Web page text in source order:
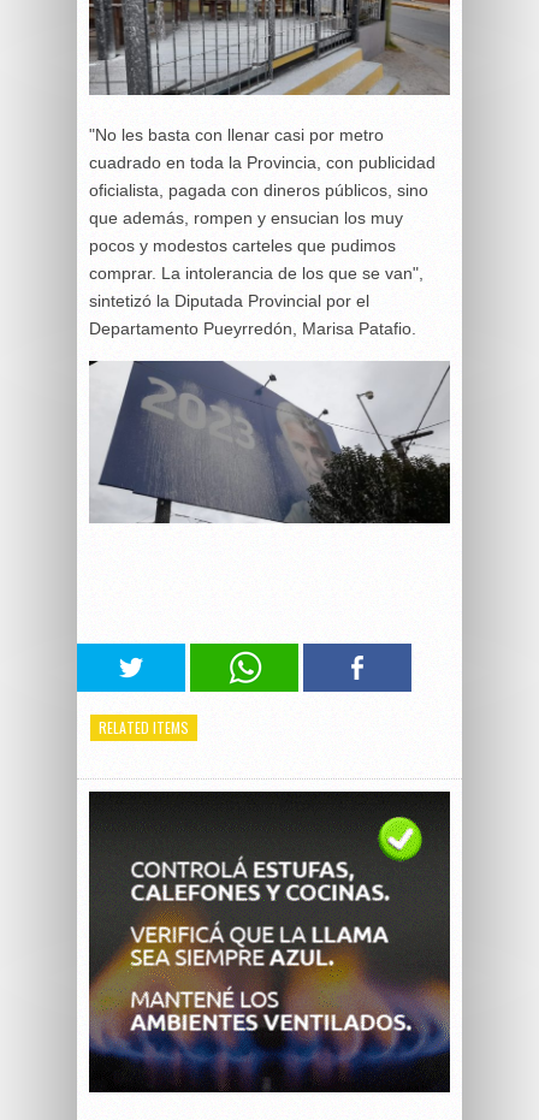
"No les basta con llenar casi por metro
cuadrado en toda la Provincia, con publicidad
oficialista, pagada con dineros públicos, sino
que además, rompen y ensucian los muy
pocos y modestos carteles que pudimos
comprar. La intolerancia de los que se van",
sintetizó la Diputada Provincial por el
Departamento Pueyrredón, Marisa Patafio.
RELATED ITEMS